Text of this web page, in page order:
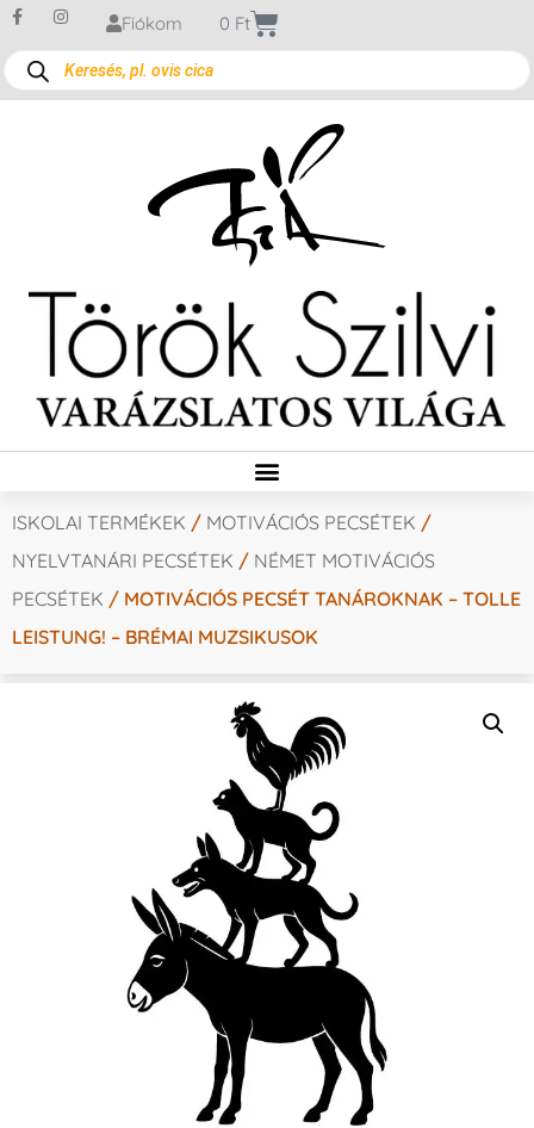
Fiókom 0 Ft
ISKOLAI TERMÉKEK / MOTIVÁCIÓS PECSÉTEK /
NYELVTANÁRI PECSÉTEK / NÉMET MOTIVÁCIÓS
PECSÉTEK / MOTIVÁCIÓS PECSÉT TANÁROKNAK – TOLLE
LEISTUNG! – BRÉMAI MUZSIKUSOK